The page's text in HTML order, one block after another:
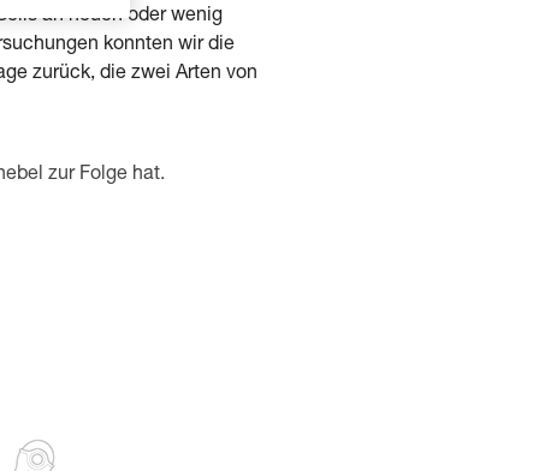
an neuen oder wenig
konnten wir die
zurück, die zwei Arten von
zur Folge hat.